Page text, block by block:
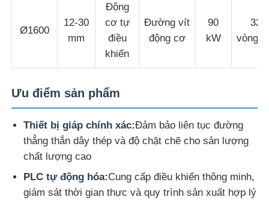
dây chuyền đùn dây
máy mắc dây
Máy kéo dây đai xoắn kép
Máy bọc thép
Máy đóng gói
Ø1600
12-30
mm
Động
cơ tự
điều
khiển
Đường vít
động cơ
90
kW
320
vòng/
Ưu điểm sản phẩm
Thiết bị giáp chính xác:Đảm bảo liên tục đường
thẳng thắn dây thép và độ chặt chẽ cho sản lượng
chất lượng cao
PLC tự động hóa:Cung cấp điều khiển thông minh,
giám sát thời gian thực và quy trình sản xuất hợp lý